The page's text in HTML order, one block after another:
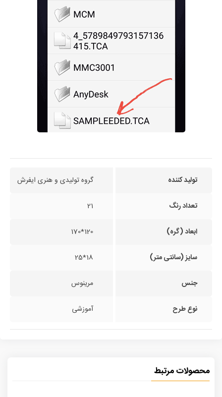
تولید کننده گروه تولیدی و هنری ایفرش
تعداد رنگ 21
ابعاد (گره) 120*170
سایز (سانتی متر) 18*25
جنس مرینوس
نوع طرح آموزشی
محصولات مرتبط